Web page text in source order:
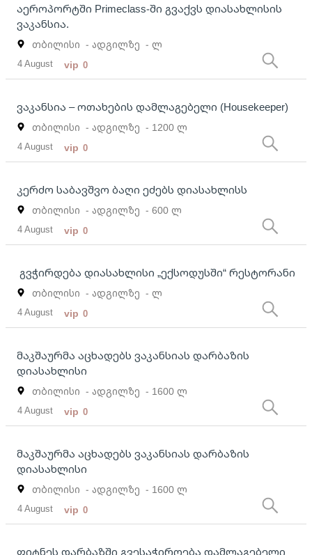
აეროპორტში Primeclass-ში გვაქვს დიასახლისის
ვაკანსია.
თბილისი - ადგილზე - ლ
4 August vip 0
ვაკანსია – ოთახების დამლაგებელი (Housekeeper)
თბილისი - ადგილზე - 1200 ლ
4 August vip 0
კერძო საბავშვო ბაღი ეძებს დიასახლისს
თბილისი - ადგილზე - 600 ლ
4 August vip 0
გვჭირდება დიასახლისი „ექსოდუსში“ რესტორანი
თბილისი - ადგილზე - ლ
4 August vip 0
მაკშაურმა აცხადებს ვაკანსიას დარბაზის
დიასახლისი
თბილისი - ადგილზე - 1600 ლ
4 August vip 0
მაკშაურმა აცხადებს ვაკანსიას დარბაზის
დიასახლისი
თბილისი - ადგილზე - 1600 ლ
4 August vip 0
ფიტნეს დარბაზში გვესაჭიროება დამლაგებელი